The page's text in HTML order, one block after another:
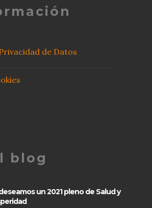
de Datos
blog
un 2021 pleno de Salud y